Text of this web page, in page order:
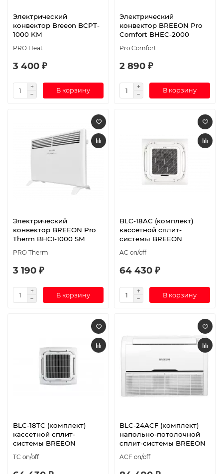
Электрический
конвектор Breeon BCPT-
1000 KM
PRO Heat
3 400 ₽
В корзину
Электрический
конвектор BREEON Pro
Comfort BHEC-2000
Pro Comfort
2 890 ₽
В корзину
Электрический
конвектор BREEON Pro
Therm BHCI-1000 SM
PRO Therm
3 190 ₽
В корзину
BLC-18AC (комплект)
кассетной сплит-
системы BREEON
AC on/off
64 430 ₽
В корзину
BLC-18TC (комплект)
кассетной сплит-
системы BREEON
TC on/off
BLC-24ACF (комплект)
напольно-потолочной
сплит-системы BREEON
ACF on/off